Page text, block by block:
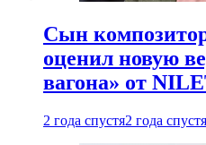
Сын
оценил новую
вагона» от
2 года спустя2 года спустя